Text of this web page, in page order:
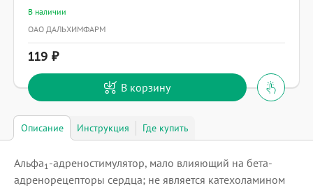
В наличии
ОАО ДАЛЬХИМФАРМ
119
В корзину
Описание Инструкция Где купить
Альфа1 -адреностимулятор, мало влияющий на бета-
адренорецепторы сердца; не является катехоламином